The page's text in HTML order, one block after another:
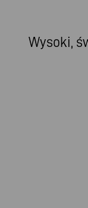
Wysoki,